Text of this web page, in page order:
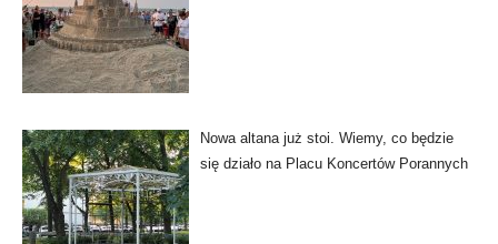
Nowa altana już stoi. Wiemy, co będzie
się działo na Placu Koncertów Porannych